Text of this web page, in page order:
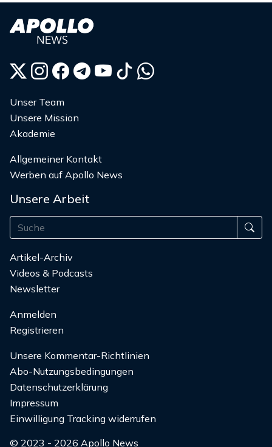
Unser Team
Unsere Mission
Akademie
Allgemeiner Kontakt
Werben auf Apollo News
Unsere Arbeit
Artikel-Archiv
Videos & Podcasts
Newsletter
Anmelden
Registrieren
Unsere Kommentar-Richtlinien
Abo-Nutzungsbedingungen
Datenschutzerklärung
Impressum
Einwilligung Tracking widerrufen
© 2023 - 2026 Apollo News